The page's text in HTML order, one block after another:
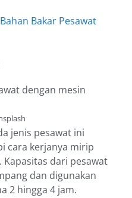
Bakar Pesawat
jenis pesawat ini
cara kerjanya mirip
dari pesawat
dan digunakan
2 hingga 4 jam.